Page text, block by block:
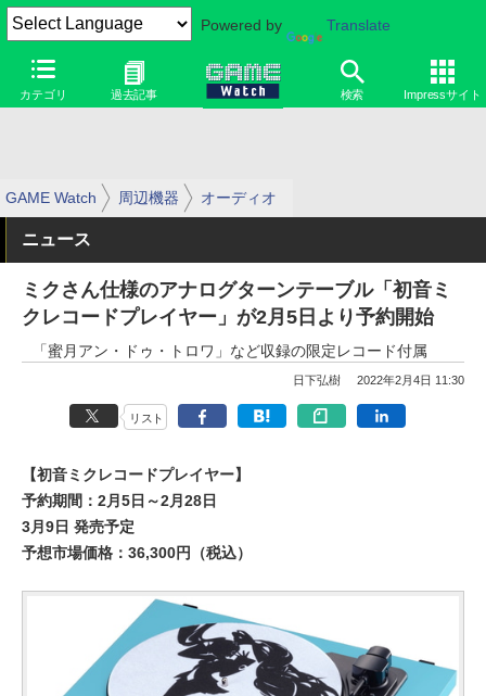
Powered by Translate
カテゴリ 過去記事 検索 Impressサイト
GAME Watch 周辺機器 オーディオ
ニュース
ミクさん仕様のアナログターンテーブル「初音ミ
クレコードプレイヤー」が2月5日より予約開始
「蜜月アン・ドゥ・トロワ」など収録の限定レコード付属
日下弘樹 2022年2月4日 11:30
リスト
【初音ミクレコードプレイヤー】
予約期間：2月5日～2月28日
3月9日 発売予定
予想市場価格：36,300円（税込）